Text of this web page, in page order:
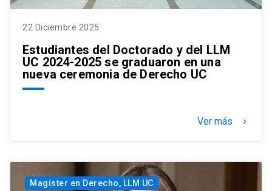
22 Diciembre 2025
Estudiantes del Doctorado y del LLM
UC 2024-2025 se graduaron en una
nueva ceremonia de Derecho UC
Ver más keyboard_arrow_right
Magíster en Derecho, LLM UC